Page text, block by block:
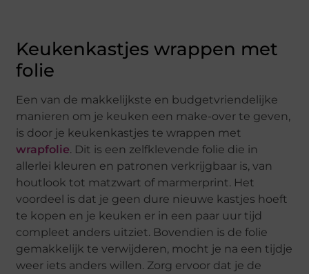
Keukenkastjes wrappen met
folie
Een van de makkelijkste en budgetvriendelijke
manieren om je keuken een make-over te geven,
is door je keukenkastjes te wrappen met
wrapfolie. Dit is een zelfklevende folie die in
allerlei kleuren en patronen verkrijgbaar is, van
houtlook tot matzwart of marmerprint. Het
voordeel is dat je geen dure nieuwe kastjes hoeft
te kopen en je keuken er in een paar uur tijd
compleet anders uitziet. Bovendien is de folie
gemakkelijk te verwijderen, mocht je na een tijdje
weer iets anders willen. Zorg ervoor dat je de